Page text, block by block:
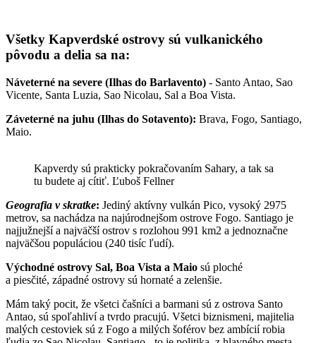
Všetky Kapverdské ostrovy sú vulkanického
pôvodu a delia sa na:
Náveterné na severe (Ilhas do Barlavento) - Santo Antao, Sao
Vicente, Santa Luzia, Sao Nicolau, Sal a Boa Vista.
Záveterné na juhu (Ilhas do Sotavento): Brava, Fogo, Santiago,
Maio.
Kapverdy sú prakticky pokračovaním Sahary, a tak sa
tu budete aj cítiť. Ľuboš Fellner
Geografia v skratke: Jediný aktívny vulkán Pico, vysoký 2975
metrov, sa nachádza na najúrodnejšom ostrove Fogo. Santiago je
najjužnejší a najväčší ostrov s rozlohou 991 km2 a jednoznačne
najväčšou populáciou (240 tisíc ľudí).
Východné ostrovy Sal, Boa Vista a Maio sú ploché
a piesčité, západné ostrovy sú hornaté a zelenšie.
Mám taký pocit, že všetci čašníci a barmani sú z ostrova Santo
Antao, sú spoľahlivía tvrdo pracujú. Všetci biznismeni, majitelia
malých cestoviek sú z Fogo a milých šoférov bez ambíciírobia